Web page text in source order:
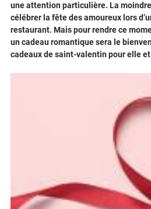
une attention particulière. La
célébrer la fête des amoureux lors
restaurant. Mais pour rendre ce
un cadeau romantique sera le
cadeaux de saint-valentin pour elle